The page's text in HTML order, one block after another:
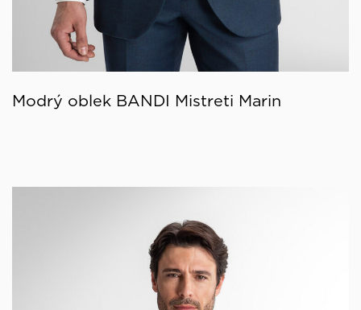
Modrý oblek BANDI Mistreti Marin